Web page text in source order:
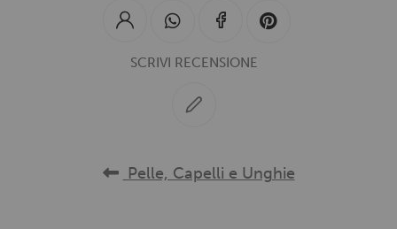
SCRIVI RECENSIONE
Pelle, Capelli e Unghie